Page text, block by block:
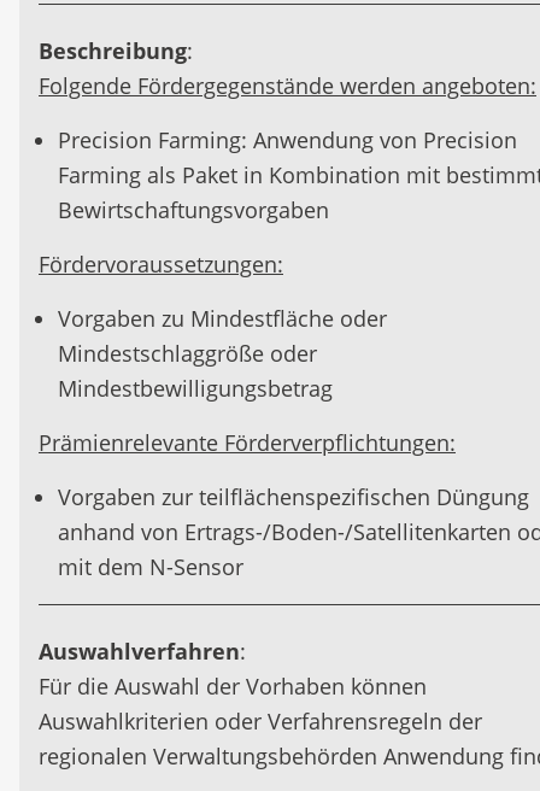
Beschreibung:
Folgende Fördergegenstände werden angeboten:
Precision Farming: Anwendung von Precision
Farming als Paket in Kombination mit
Bewirtschaftungsvorgaben
Fördervoraussetzungen:
Vorgaben zu Mindestfläche oder
Mindestschlaggröße oder
Mindestbewilligungsbetrag
Prämienrelevante Förderverpflichtungen:
Vorgaben zur teilflächenspezifischen Düngung
anhand von Ertrags-/Boden-/Satellitenkarten
mit dem N-Sensor
Auswahlverfahren:
Für die Auswahl der Vorhaben können
Auswahlkriterien oder Verfahrensregeln der
regionalen Verwaltungsbehörden Anwendung